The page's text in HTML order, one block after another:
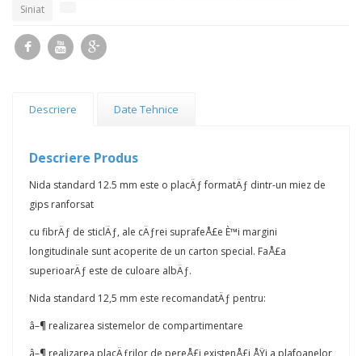
Siniat
Descriere Date Tehnice
Descriere Produs
Nida standard 12.5 mm este o placÄƒ formatÄƒ dintr-un miez de
gips ranforsat
cu fibrÄƒ de sticlÄƒ, ale cÄƒrei suprafeÅ£e È™i margini
longitudinale sunt acoperite de un carton special. FaÅ£a
superioarÄƒ este de culoare albÄƒ.
Nida standard 12,5 mm este recomandatÄƒ pentru:
â–¶ realizarea sistemelor de compartimentare
â–¶ realizarea placÄƒrilor de pereÅ£i existenÅ£i ÅŸi a plafoanelor